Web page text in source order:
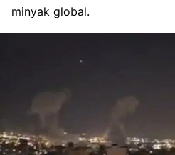
minyak global.